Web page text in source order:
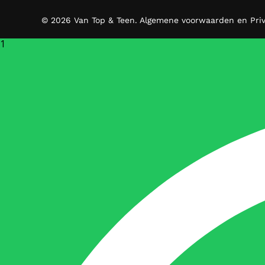
© 2026 Van Top & Teen. Algemene voorwaarden en
1